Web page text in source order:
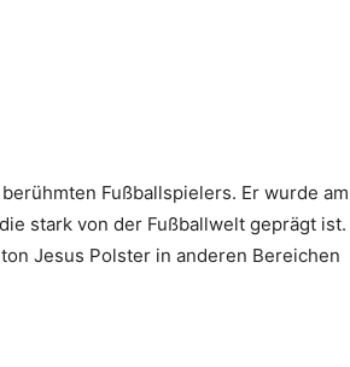
Fußballspielers. Er wurde am
stark von der Fußballwelt geprägt ist.
Jesus Polster in anderen Bereichen